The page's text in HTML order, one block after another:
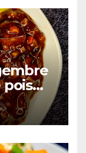
pois